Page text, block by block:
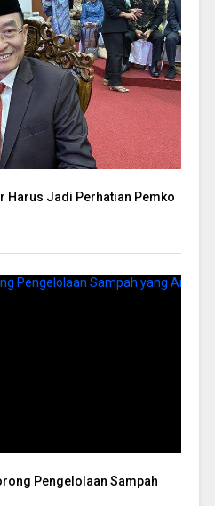
Harus Jadi Perhatian Pemko
Pengelolaan Sampah